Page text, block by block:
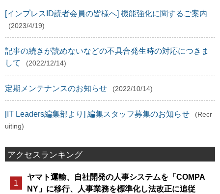
[インプレスID読者会員の皆様へ] 機能強化に関するご案内
(2023/4/19)
記事の続きが読めないなどの不具合発生時の対応につきま
して
(2022/12/14)
定期メンテナンスのお知らせ (2022/10/14)
[IT Leaders編集部より] 編集スタッフ募集のお知らせ
(Recr
uiting)
アクセスランキング
ヤマト運輸、自社開発の人事システムを「COMPA
NY」に移行、人事業務を標準化し法改正に追従